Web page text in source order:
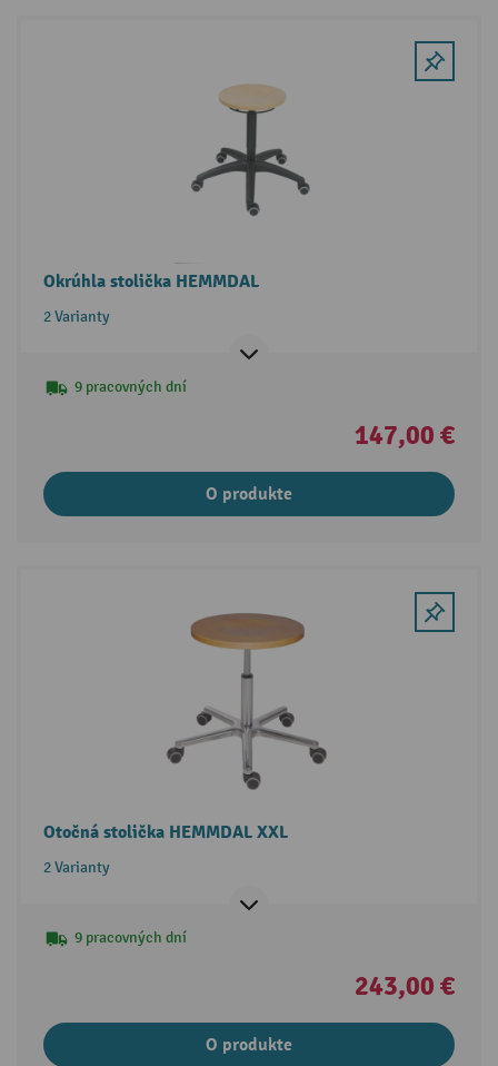
Okrúhla stolička HEMMDAL
2 Varianty
9 pracovných dní
147,00 €
O produkte
Otočná stolička HEMMDAL XXL
2 Varianty
9 pracovných dní
243,00 €
O produkte